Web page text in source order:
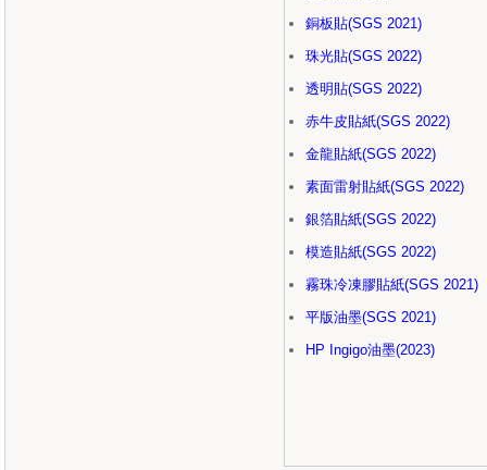
銅板貼(SGS 2021)
珠光貼(SGS 2022)
透明貼(SGS 2022)
赤牛皮貼紙(SGS 2022)
金龍貼紙(SGS 2022)
素面雷射貼紙(SGS 2022)
銀箔貼紙(SGS 2022)
模造貼紙(SGS 2022)
霧珠冷凍膠貼紙(SGS 2021)
平版油墨(SGS 2021)
HP Ingigo油墨(2023)